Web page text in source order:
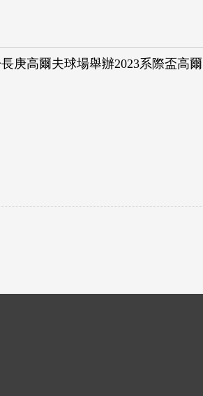
庚高爾夫球場舉辦2023系際盃高爾